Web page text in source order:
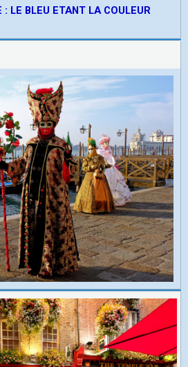
LE BLEU ETANT LA COULEUR